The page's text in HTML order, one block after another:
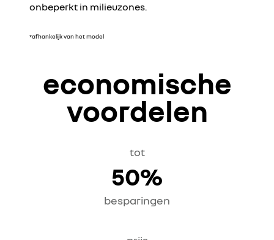
onbeperkt in milieuzones.
*afhankelijk van het model
economische
voordelen
tot
50%
besparingen